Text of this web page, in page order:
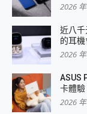
2026
近八
的耳
2026
ASUS
卡體驗
2026